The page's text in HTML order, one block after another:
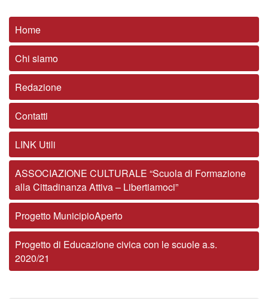
Home
Chi siamo
Redazione
Contatti
LINK Utili
ASSOCIAZIONE CULTURALE “Scuola di Formazione
alla Cittadinanza Attiva – Libertiamoci”
Progetto MunicipioAperto
Progetto di Educazione civica con le scuole a.s.
2020/21